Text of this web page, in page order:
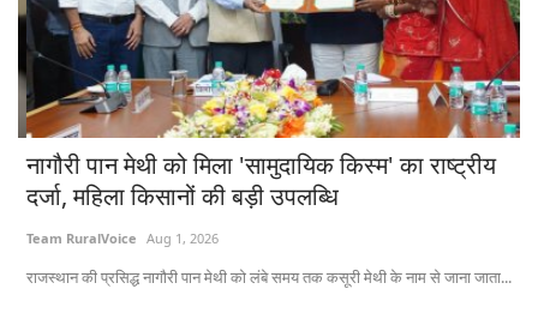
नागौरी पान मेथी को मिला 'सामुदायिक किस्म' का राष्ट्रीय
दर्जा, महिला किसानों की बड़ी उपलब्धि
Team RuralVoice Aug 1, 2026
राजस्थान की प्रसिद्ध नागौरी पान मेथी को लंबे समय तक कसूरी मेथी के नाम से जाना जाता...